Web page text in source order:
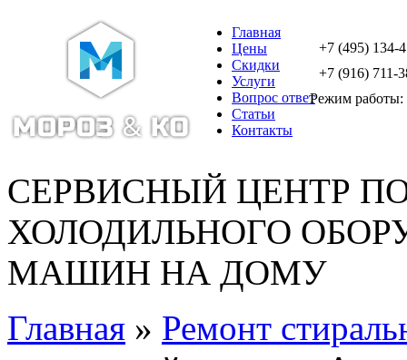
Главная
Цены
Скидки
Услуги
Вопрос ответ
Статьи
Контакты
+7 (495) 134-
+7 (916) 711-
Режим работы:
СЕРВИСНЫЙ ЦЕНТР
ХОЛОДИЛЬНОГО
МАШИН НА ДОМУ
Главная » Ремонт